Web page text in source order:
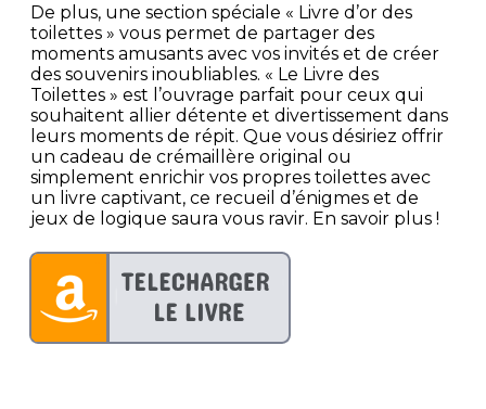
De plus, une section spéciale « Livre d’or des
toilettes » vous permet de partager des
moments amusants avec vos invités et de créer
des souvenirs inoubliables. « Le Livre des
Toilettes » est l’ouvrage parfait pour ceux qui
souhaitent allier détente et divertissement dans
leurs moments de répit. Que vous désiriez offrir
un cadeau de crémaillère original ou
simplement enrichir vos propres toilettes avec
un livre captivant, ce recueil d’énigmes et de
jeux de logique saura vous ravir. En savoir plus !